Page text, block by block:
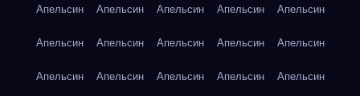
Апельсин Апельсин Апельсин Апельсин Апельсин
Апельсин Апельсин Апельсин Апельсин Апельсин
Апельсин Апельсин Апельсин Апельсин Апельсин